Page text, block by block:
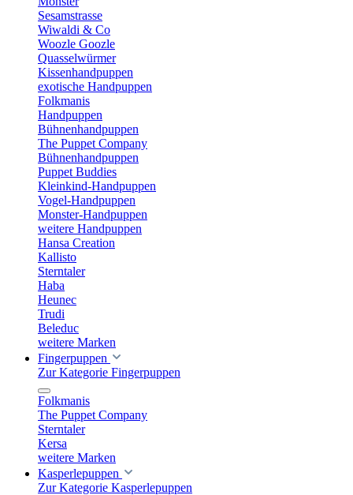
Sesamstrasse
Wiwaldi & Co
Woozle Goozle
Quasselwürmer
Kissenhandpuppen
exotische Handpuppen
Folkmanis
Handpuppen
Bühnenhandpuppen
The Puppet Company
Bühnenhandpuppen
Puppet Buddies
Kleinkind-Handpuppen
Vogel-Handpuppen
Monster-Handpuppen
weitere Handpuppen
Hansa Creation
Kallisto
Sterntaler
Haba
Heunec
Trudi
Beleduc
weitere Marken
Fingerpuppen
Zur Kategorie Fingerpuppen
Folkmanis
The Puppet Company
Sterntaler
Kersa
weitere Marken
Kasperlepuppen
Zur Kategorie Kasperlepuppen